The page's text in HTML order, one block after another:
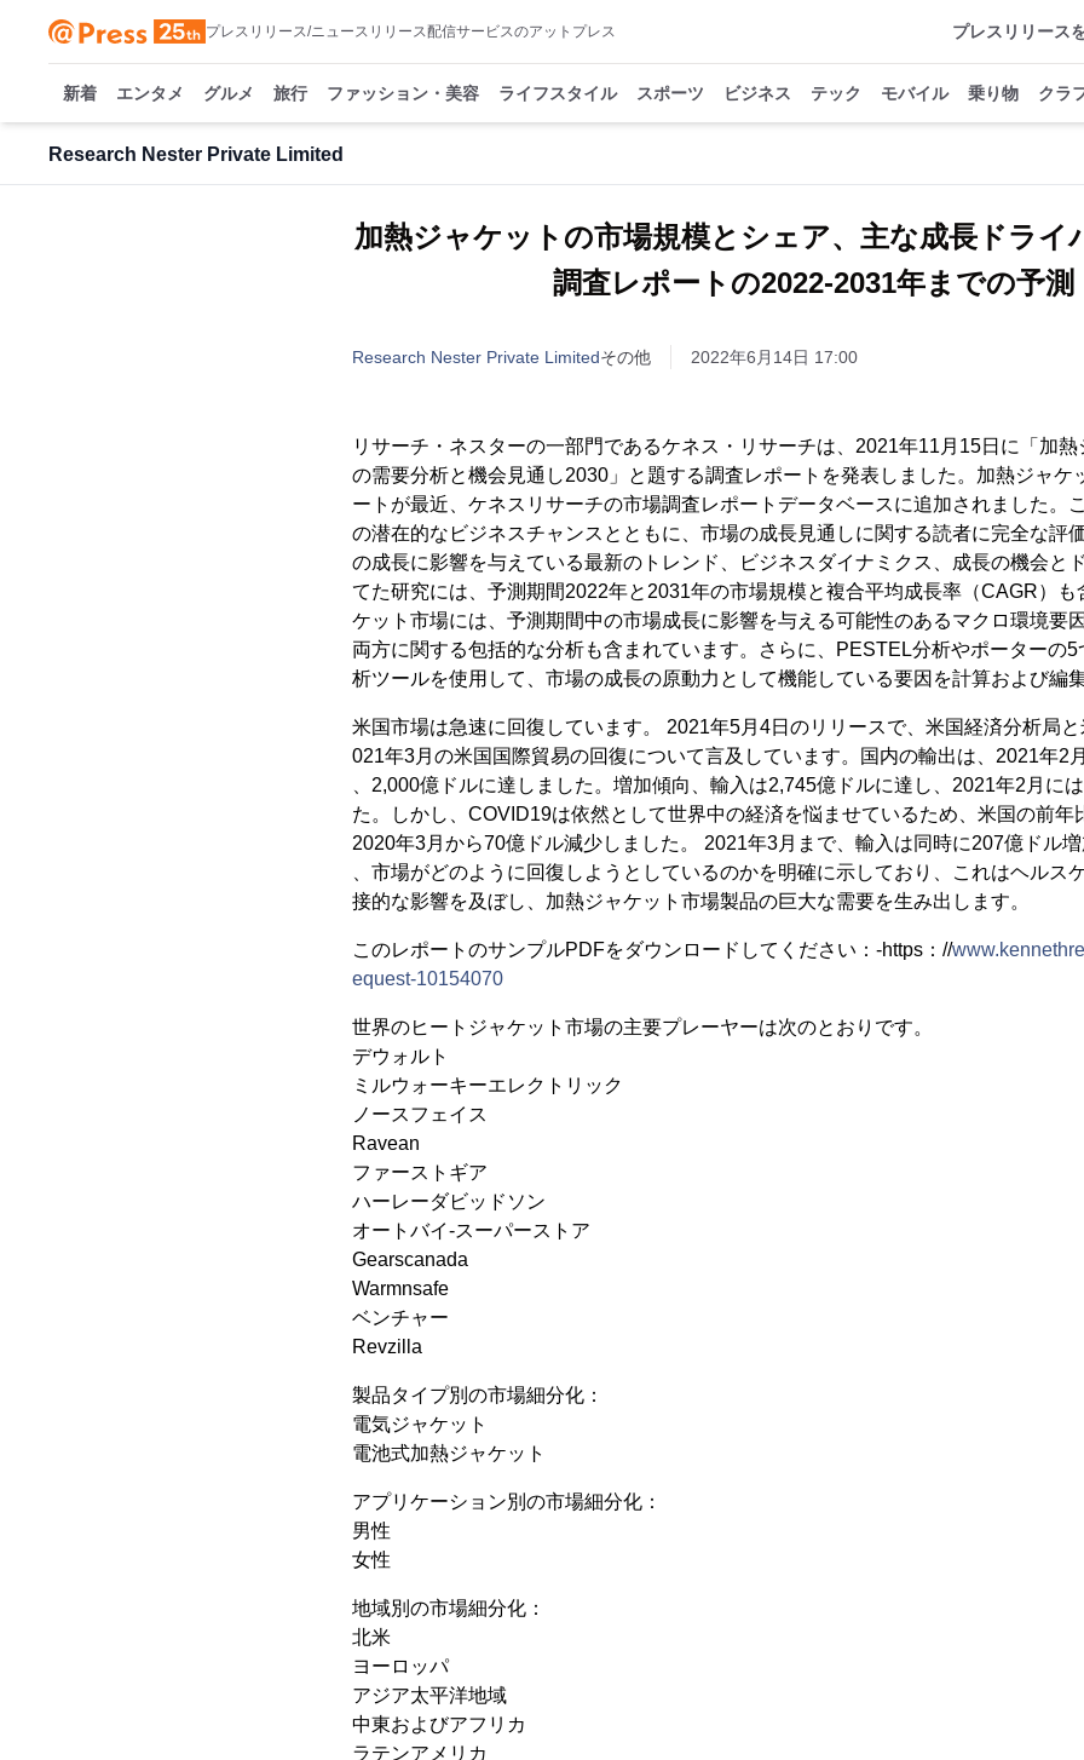
プレスリリース/ニュースリリース配信サービスのアットプレス プレスリリース
新着 エンタメ グルメ 旅行 ファッション・美容 ライフスタイル スポーツ ビジネス テック モバイル 乗り物 クラ
Research Nester Private Limited
加熱ジャケットの市場規模とシェア、主な成長ドライ
調査レポートの2022-2031年までの予測
Research Nester Private Limitedその他 2022年6月14日 17:00
リサーチ・ネスターの一部門であるケネス・リサーチは、2021年11月15日に「加
の需要分析と機会見通し2030」と題する調査レポートを発表しました。加熱ジャケ
ートが最近、ケネスリサーチの市場調査レポートデータベースに追加されました。
の潜在的なビジネスチャンスとともに、市場の成長見通しに関する読者に完全な評
の成長に影響を与えている最新のトレンド、ビジネスダイナミクス、成長の機会と
てた研究には、予測期間2022年と2031年の市場規模と複合平均成長率（CAGR）も
ケット市場には、予測期間中の市場成長に影響を与える可能性のあるマクロ環境要
両方に関する包括的な分析も含まれています。さらに、PESTEL分析やポーターの
析ツールを使用して、市場の成長の原動力として機能している要因を計算および編集
米国市場は急速に回復しています。 2021年5月4日のリリースで、米国経済分析局
021年3月の米国国際貿易の回復について言及しています。国内の輸出は、2021年2
、2,000億ドルに達しました。増加傾向、輸入は2,745億ドルに達し、2021年2月に
た。しかし、COVID19は依然として世界中の経済を悩ませているため、米国の前年
2020年3月から70億ドル減少しました。 2021年3月まで、輸入は同時に207億ドル
、市場がどのように回復しようとしているのかを明確に示しており、これはヘルス
接的な影響を及ぼし、加熱ジャケット市場製品の巨大な需要を生み出します。
このレポートのサンプルPDFをダウンロードしてください：-https：//
equest-10154070
世界のヒートジャケット市場の主要プレーヤーは次のとおりです。
デウォルト
ミルウォーキーエレクトリック
ノースフェイス
Ravean
ファーストギア
ハーレーダビッドソン
オートバイ-スーパーストア
Gearscanada
Warmnsafe
ベンチャー
Revzilla
製品タイプ別の市場細分化：
電気ジャケット
電池式加熱ジャケット
アプリケーション別の市場細分化：
男性
女性
地域別の市場細分化：
北米
ヨーロッパ
アジア太平洋地域
中東およびアフリカ
ラテンアメリカ